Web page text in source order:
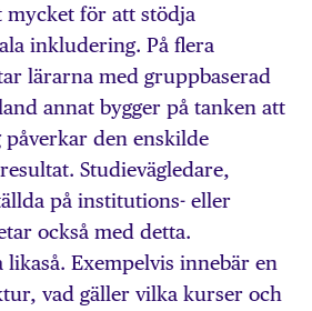
mycket för att stödja
inkludering. På flera
lärarna med gruppbaserad
annat bygger på tanken att
den enskilde
Studievägledare,
på institutions- eller
också med detta.
likaså. Exempelvis innebär en
vad gäller vilka kurser och